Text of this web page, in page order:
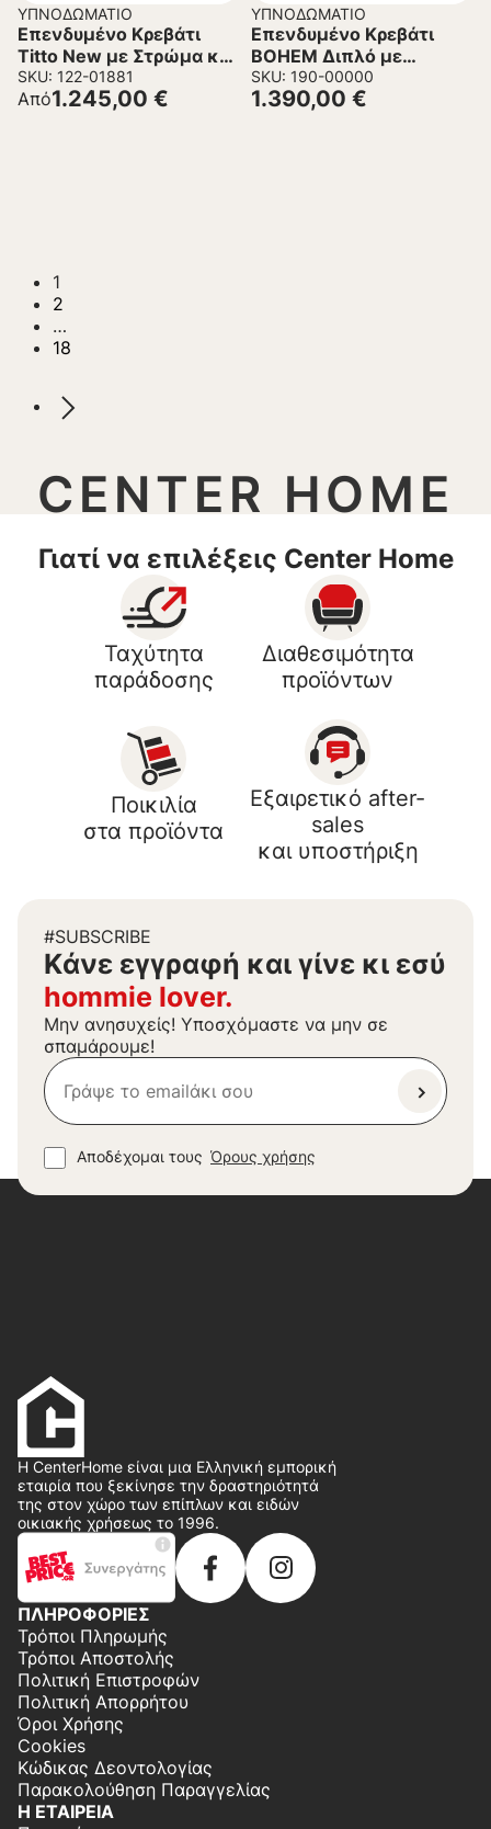
ΥΠΝΟΔΩΜΆΤΙΟ
Επενδυμένο Κρεβάτι
Titto New με Στρώμα και
Ανώστρωμα
SKU: 122-01881
Από1.245,00 €
ΥΠΝΟΔΩΜΆΤΙΟ
Επενδυμένο Κρεβάτι
BOHEM Διπλό με
Αποθηκευτικό χώρο και
Ανατομικό Στρώμα
SKU: 190-00000
1.390,00 €
1
2
…
18
CENTER HOME
Γιατί να επιλέξεις Center Home
Ταχύτητα
παράδοσης
Διαθεσιμότητα
προϊόντων
Ποικιλία
στα προϊόντα
Εξαιρετικό after-
sales
και υποστήριξη
#SUBSCRIBE
Kάνε εγγραφή και γίνε κι εσύ
hommie lover.
Μην ανησυχείς! Υποσχόμαστε να μην σε
σπαμάρουμε!
Αποδέχομαι τους Όρους χρήσης
Η CenterHome είναι μια Ελληνική εμπορική
εταιρία που ξεκίνησε την δραστηριότητά
της στον χώρο των επίπλων και ειδών
οικιακής χρήσεως το 1996.
ΠΛΗΡΟΦΟΡΙΕΣ
Τρόποι Πληρωμής
Τρόποι Αποστολής
Πολιτική Επιστροφών
Πολιτική Απορρήτου
Όροι Χρήσης
Cookies
Κώδικας Δεοντολογίας
Παρακολούθηση Παραγγελίας
Η ΕΤΑΙΡΕΙΑ